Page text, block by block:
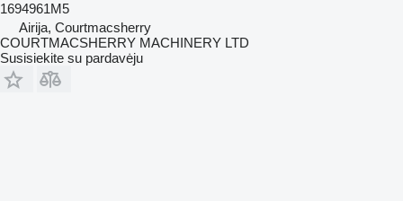
1694961M5
Airija, Courtmacsherry
COURTMACSHERRY MACHINERY LTD
Susisiekite su pardavėju